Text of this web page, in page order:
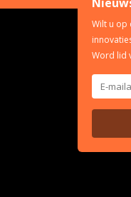
Wilt u op
Word lid